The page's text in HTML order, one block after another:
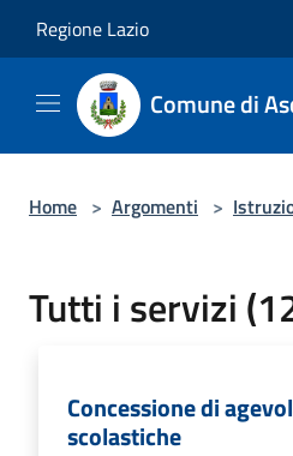
Regione Lazio
Comune di
Home > Argomenti >
Tutti i servizi
Concessione di
scolastiche